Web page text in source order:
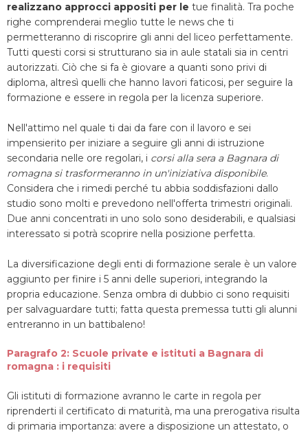
realizzano approcci appositi per le tue finalità. Tra poche
righe comprenderai meglio tutte le news che ti
permetteranno di riscoprire gli anni del liceo perfettamente.
Tutti questi corsi si strutturano sia in aule statali sia in centri
autorizzati. Ciò che si fa è giovare a quanti sono privi di
diploma, altresì quelli che hanno lavori faticosi, per seguire la
formazione e essere in regola per la licenza superiore.
Nell'attimo nel quale ti dai da fare con il lavoro e sei
impensierito per iniziare a seguire gli anni di istruzione
secondaria nelle ore regolari, i corsi alla sera a Bagnara di
romagna si trasformeranno in un'iniziativa disponibile.
Considera che i rimedi perché tu abbia soddisfazioni dallo
studio sono molti e prevedono nell'offerta trimestri originali.
Due anni concentrati in uno solo sono desiderabili, e qualsiasi
interessato si potrà scoprire nella posizione perfetta.
La diversificazione degli enti di formazione serale è un valore
aggiunto per finire i 5 anni delle superiori, integrando la
propria educazione. Senza ombra di dubbio ci sono requisiti
per salvaguardare tutti; fatta questa premessa tutti gli alunni
entreranno in un battibaleno!
Paragrafo 2: Scuole private e istituti a Bagnara di
romagna : i requisiti
Gli istituti di formazione avranno le carte in regola per
riprenderti il certificato di maturità, ma una prerogativa risulta
di primaria importanza: avere a disposizione un attestato, o